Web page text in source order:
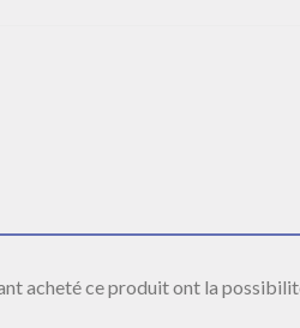
acheté ce produit ont la